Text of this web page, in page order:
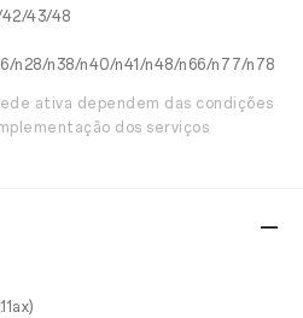
42/43/48
n28/n38/n40/n41/n48/n66/n77/n78
ativa dependem das condições
dos serviços